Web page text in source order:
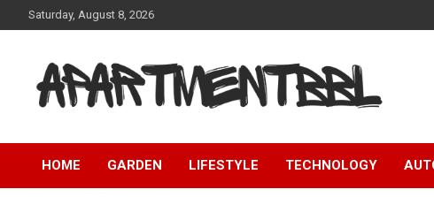
to
Saturday, August 8, 2026
Apartmentbbl
HOME GARDEN LIFESTYLE TECHNOLOGY